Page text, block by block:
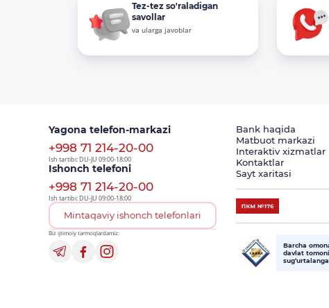
Tez-tez so'raladigan
savollar
va ularga javoblar
Yagona telefon-markazi
+998 71 214-20-00
Ish tartibi: DU-JU 09:00-18:00
Ishonch telefoni
+998 71 214-20-00
Ish tartibi: DU-JU 09:00-18:00
Mintaqaviy ishonch telefonlari
Biz ijtimoiy tarmoqlardamiz:
Bank haqida
Matbuot markazi
Interaktiv xizmatlar
Kontaktlar
Sayt xaritasi
Barcha
davlat